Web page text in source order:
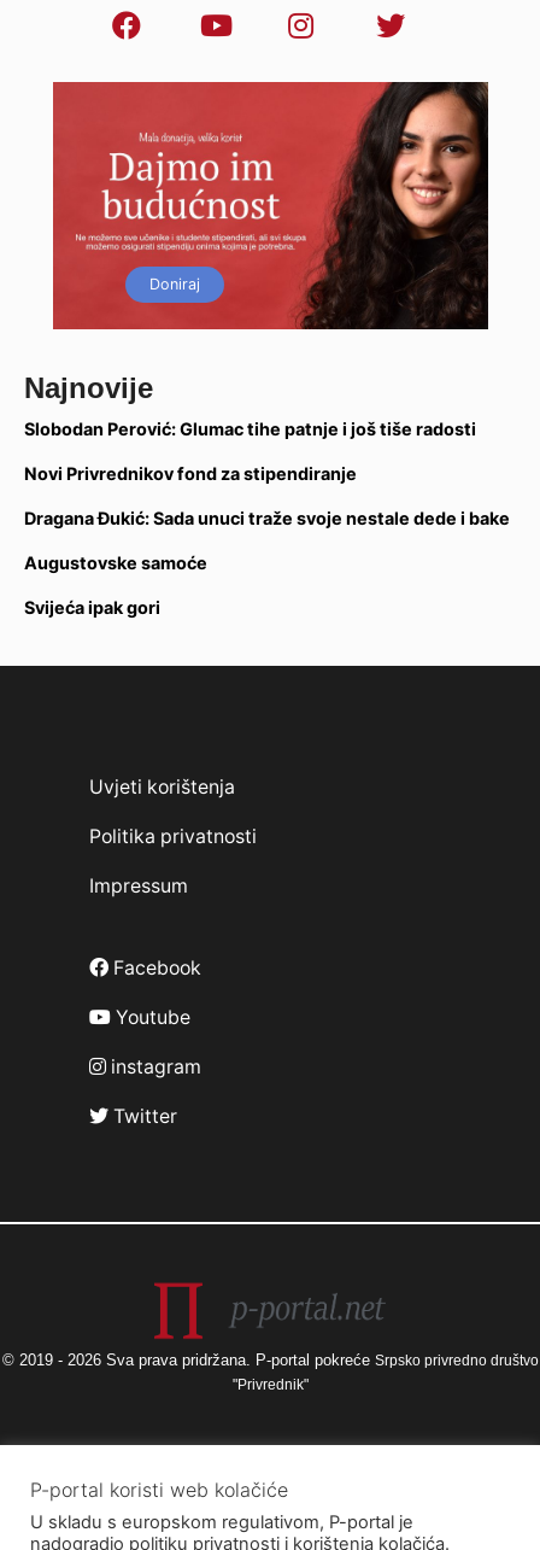
Doniraj
Najnovije
Slobodan Perović: Glumac tihe patnje i još tiše radosti
Novi Privrednikov fond za stipendiranje
Dragana Đukić: Sada unuci traže svoje nestale dede i bake
Augustovske samoće
Svijeća ipak gori
Uvjeti korištenja
Politika privatnosti
Impressum
Facebook
Youtube
instagram
Twitter
© 2019 - 2026 Sva prava pridržana. P-portal pokreće Srpsko privredno društvo
"Privrednik"
Izneseni stavovi i mišljenja samo su autorova i ne odražavaju nužno
službena stajališta Europske unije ili Europske komisije, kao ni stajališta
Agencije za elektroničke medije ni Ministarstva kulture i medija. Europska
P-portal koristi web kolačiće
U skladu s europskom regulativom, P-portal je
nadogradio politiku privatnosti i korištenja kolačića.